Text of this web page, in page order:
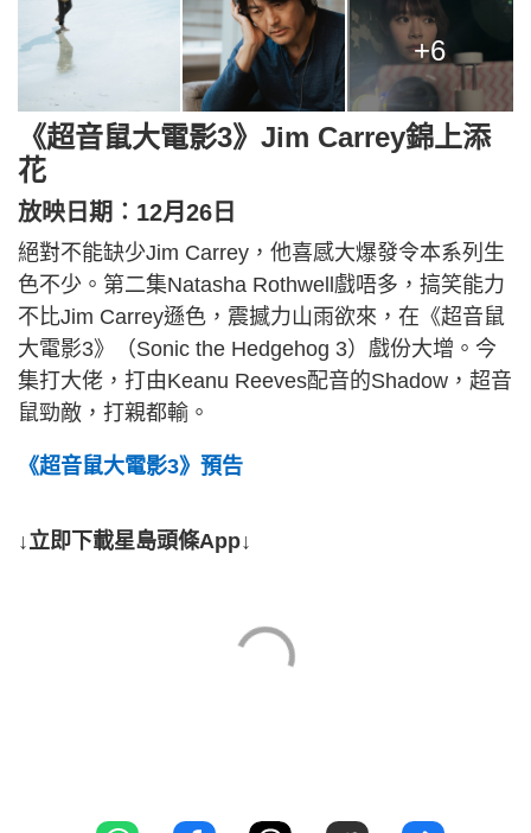
+6
《超音鼠大電影3》Jim Carrey錦上添
花
放映日期︰12月26日
絕對不能缺少Jim Carrey，他喜感大爆發令本系列生
色不少。第二集Natasha Rothwell戲唔多，搞笑能力
不比Jim Carrey遜色，震撼力山雨欲來，在《超音鼠
大電影3》（Sonic the Hedgehog 3）戲份大增。今
集打大佬，打由Keanu Reeves配音的Shadow，超音
鼠勁敵，打親都輸。
《超音鼠大電影3》預告
↓立即下載星島頭條App↓